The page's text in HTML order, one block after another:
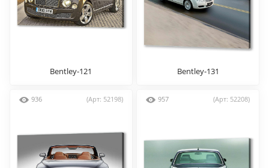
Bentley-121 Bentley-131
936 (Арт: 52198) 957 (Арт: 52208)